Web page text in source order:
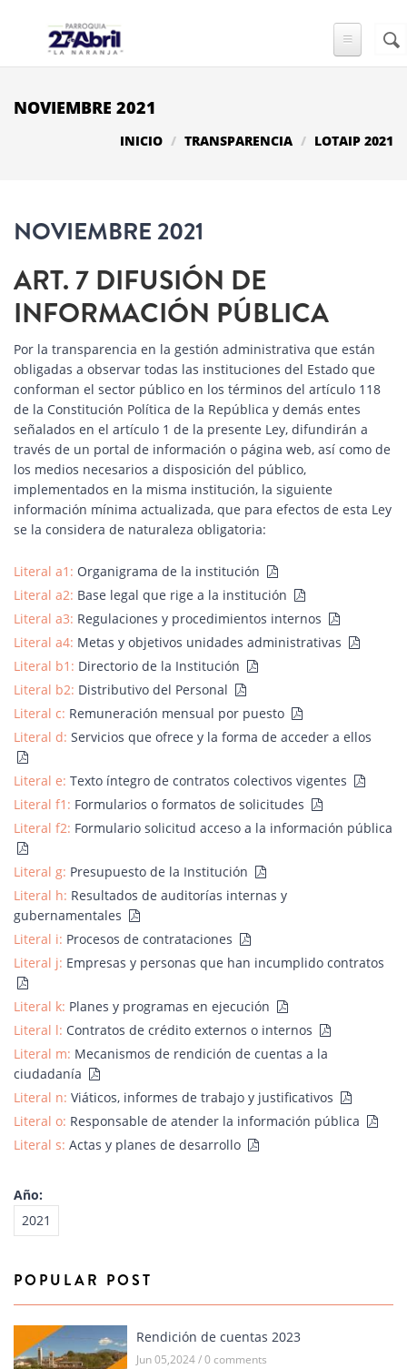
DE
NOVIEMBRE 2021
INICIO TRANSPARENCIA LOTAIP 2021
NOVIEMBRE 2021
ART. 7 DIFUSIÓN DE
INFORMACIÓN PÚBLICA
Por la transparencia en la gestión administrativa que están
obligadas a observar todas las instituciones del Estado que
conforman el sector público en los términos del artículo 118
de la Constitución Política de la República y demás entes
señalados en el artículo 1 de la presente Ley, difundirán a
través de un portal de información o página web, así como de
los medios necesarios a disposición del público,
implementados en la misma institución, la siguiente
información mínima actualizada, que para efectos de esta Ley
se la considera de naturaleza obligatoria:
Literal a1: Organigrama de la institución
Literal a2: Base legal que rige a la institución
Literal a3: Regulaciones y procedimientos internos
Literal a4: Metas y objetivos unidades administrativas
Literal b1: Directorio de la Institución
Literal b2: Distributivo del Personal
Literal c: Remuneración mensual por puesto
Literal d: Servicios que ofrece y la forma de acceder a ellos
Literal e: Texto íntegro de contratos colectivos vigentes
Literal f1: Formularios o formatos de solicitudes
Literal f2: Formulario solicitud acceso a la información pública
Literal g: Presupuesto de la Institución
Literal h: Resultados de auditorías internas y
gubernamentales
Literal i: Procesos de contrataciones
Literal j: Empresas y personas que han incumplido contratos
Literal k: Planes y programas en ejecución
Literal l: Contratos de crédito externos o internos
Literal m: Mecanismos de rendición de cuentas a la
ciudadanía
Literal n: Viáticos, informes de trabajo y justificativos
Literal o: Responsable de atender la información pública
Literal s: Actas y planes de desarrollo
Año:
2021
POPULAR POST
Rendición de cuentas 2023
Jun 05,2024 / 0 comments